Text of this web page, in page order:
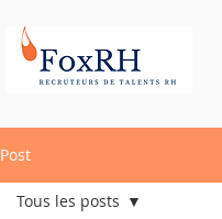
Post
Tous les posts